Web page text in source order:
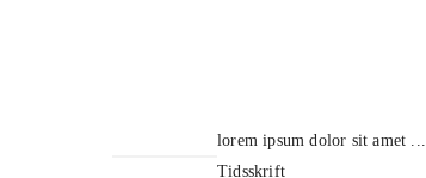
lorem ipsum dolor sit amet ...
Tidsskrift